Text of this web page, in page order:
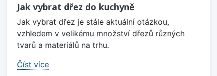
Jak vybrat dřez do kuchyně
Jak vybrat dřez je stále aktuální otázkou,
vzhledem v velikému množství dřezů různých
tvarů a materiálů na trhu.
Číst více